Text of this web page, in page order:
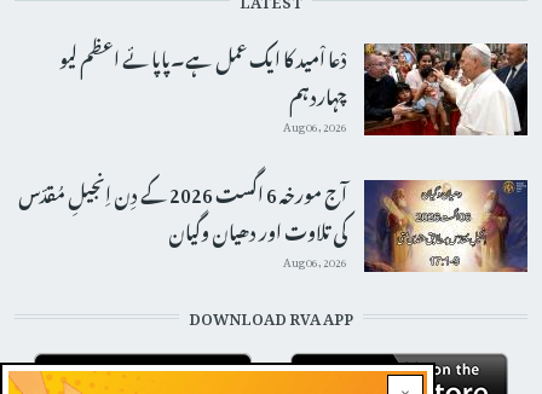
دْعا اْمید کا ایک عمل ہے۔پاپائے اعظم لیو
چہاردہم
Aug 06, 2026
آج مورخہ 6 اگست 2026 کے دِن اِنجیلِ مُقدّس
کی تلاوت اور دھیان وگیان
Aug 06, 2026
DOWNLOAD RVA APP